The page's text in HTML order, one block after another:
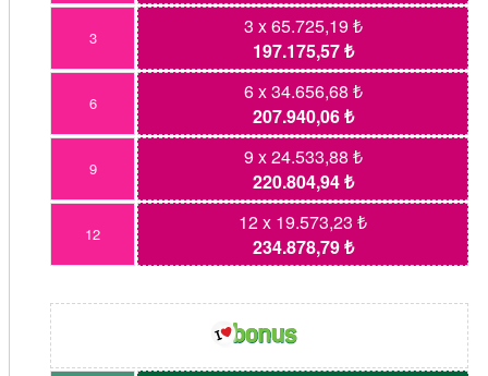
3
3 x 65.725,19 ₺
197.175,57 ₺
6
6 x 34.656,68 ₺
207.940,06 ₺
9
9 x 24.533,88 ₺
220.804,94 ₺
12
12 x 19.573,23 ₺
234.878,79 ₺